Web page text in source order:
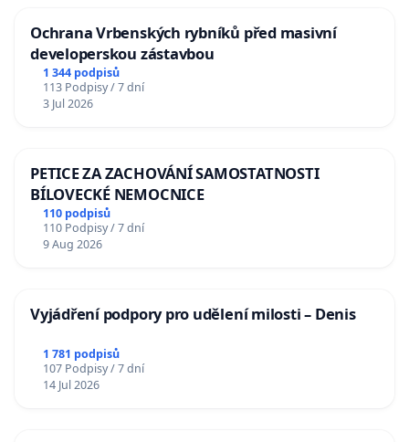
Ochrana Vrbenských rybníků před masivní
developerskou zástavbou
1 344 podpisů
113 Podpisy / 7 dní
3 Jul 2026
PETICE ZA ZACHOVÁNÍ SAMOSTATNOSTI
BÍLOVECKÉ NEMOCNICE
110 podpisů
110 Podpisy / 7 dní
9 Aug 2026
Vyjádření podpory pro udělení milosti – Denis
1 781 podpisů
107 Podpisy / 7 dní
14 Jul 2026